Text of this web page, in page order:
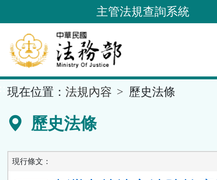
到
要
內
容
區
主管法規查詢系統
現在位置： 法規內容 歷史法條
歷史法條
現行條文：